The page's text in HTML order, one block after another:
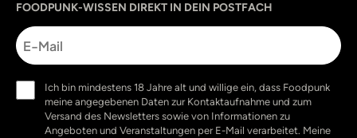
FOODPUNK-WISSEN DIREKT IN DEIN POSTFACH
E-
Mail
(erforderlich)
Ich bin mindestens 18 Jahre alt und willige ein, dass Foodpunk
meine angegebenen Daten zur Kontaktaufnahme und zum
Versand des Newsletters sowie von Informationen zu
Angeboten und Veranstaltungen per E-Mail verarbeitet. Meine